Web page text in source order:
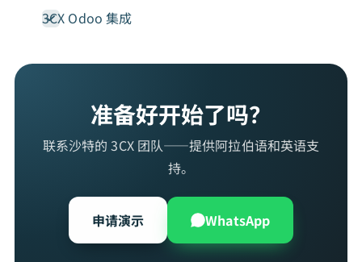
3CX Odoo 集成
准备好开始了吗？
联系沙特的 3CX 团队——提供阿拉伯语和英语支
持。
申请演示 WhatsApp